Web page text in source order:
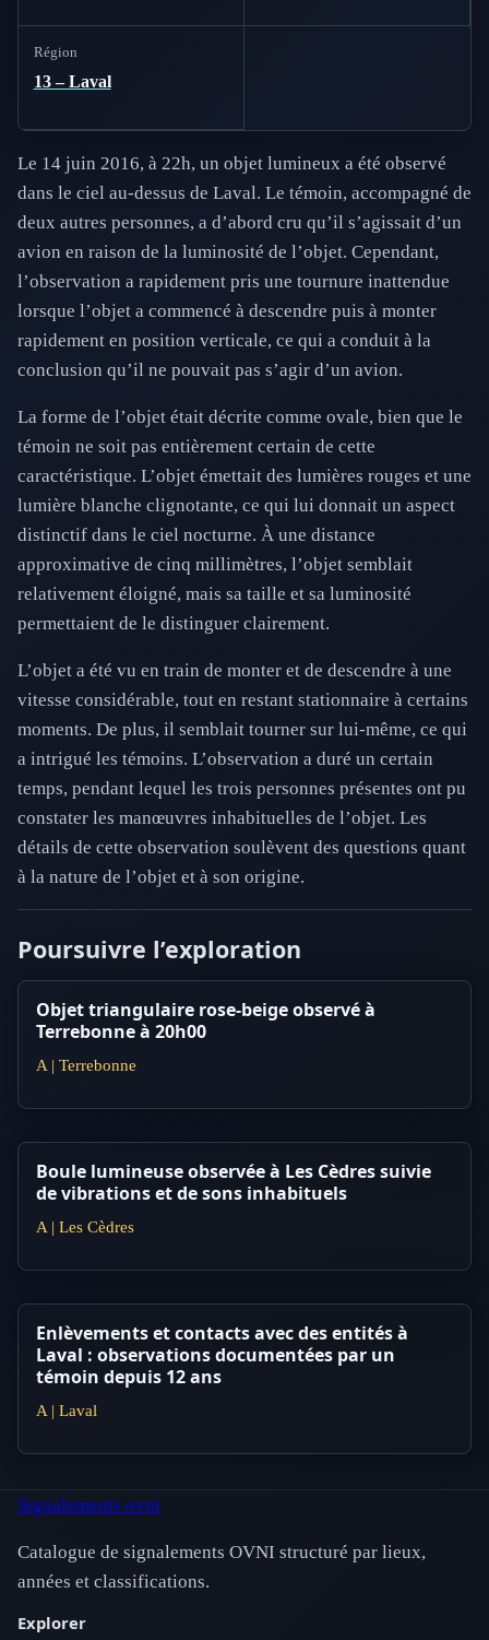
Région
13 – Laval
Le 14 juin 2016, à 22h, un objet lumineux a été observé
dans le ciel au-dessus de Laval. Le témoin, accompagné de
deux autres personnes, a d’abord cru qu’il s’agissait d’un
avion en raison de la luminosité de l’objet. Cependant,
l’observation a rapidement pris une tournure inattendue
lorsque l’objet a commencé à descendre puis à monter
rapidement en position verticale, ce qui a conduit à la
conclusion qu’il ne pouvait pas s’agir d’un avion.
La forme de l’objet était décrite comme ovale, bien que le
témoin ne soit pas entièrement certain de cette
caractéristique. L’objet émettait des lumières rouges et une
lumière blanche clignotante, ce qui lui donnait un aspect
distinctif dans le ciel nocturne. À une distance
approximative de cinq millimètres, l’objet semblait
relativement éloigné, mais sa taille et sa luminosité
permettaient de le distinguer clairement.
L’objet a été vu en train de monter et de descendre à une
vitesse considérable, tout en restant stationnaire à certains
moments. De plus, il semblait tourner sur lui-même, ce qui
a intrigué les témoins. L’observation a duré un certain
temps, pendant lequel les trois personnes présentes ont pu
constater les manœuvres inhabituelles de l’objet. Les
détails de cette observation soulèvent des questions quant
à la nature de l’objet et à son origine.
Poursuivre l’exploration
Objet triangulaire rose-beige observé à
Terrebonne à 20h00
A | Terrebonne
Boule lumineuse observée à Les Cèdres suivie
de vibrations et de sons inhabituels
A | Les Cèdres
Enlèvements et contacts avec des entités à
Laval : observations documentées par un
témoin depuis 12 ans
A | Laval
Signalements ovni
Catalogue de signalements OVNI structuré par lieux,
années et classifications.
Explorer